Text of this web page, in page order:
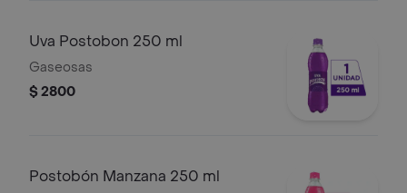
Uva Postobon 250 ml
Gaseosas
$ 2800
Postobón Manzana 250 ml